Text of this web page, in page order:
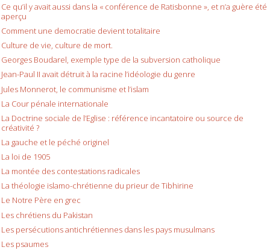
Ce qu’il y avait aussi dans la « conférence de Ratisbonne », et n’a guère été
aperçu
Comment une democratie devient totalitaire
Culture de vie, culture de mort.
Georges Boudarel, exemple type de la subversion catholique
Jean-Paul II avait détruit à la racine l’idéologie du genre
Jules Monnerot, le communisme et l’islam
La Cour pénale internationale
La Doctrine sociale de l’Eglise : référence incantatoire ou source de
créativité ?
La gauche et le péché originel
La loi de 1905
La montée des contestations radicales
La théologie islamo-chrétienne du prieur de Tibhirine
Le Notre Père en grec
Les chrétiens du Pakistan
Les persécutions antichrétiennes dans les pays musulmans
Les psaumes